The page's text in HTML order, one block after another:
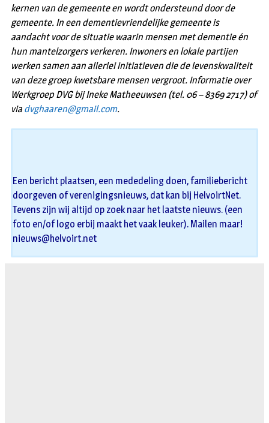
kernen van de gemeente en wordt ondersteund door de
gemeente. In een dementievriendelijke gemeente is
aandacht voor de situatie waarin mensen met dementie én
hun mantelzorgers verkeren. Inwoners en lokale partijen
werken samen aan allerlei initiatieven die de levenskwaliteit
van deze groep kwetsbare mensen vergroot. Informatie over
Werkgroep DVG bij Ineke Matheeuwsen (tel. 06 – 8369 2717) of
via dvghaaren@gmail.com.
Een bericht plaatsen, een mededeling doen, familiebericht
doorgeven of verenigingsnieuws, dat kan bij HelvoirtNet.
Tevens zijn wij altijd op zoek naar het laatste nieuws. (een
foto en/of logo erbij maakt het vaak leuker). Mailen maar!
nieuws@helvoirt.net